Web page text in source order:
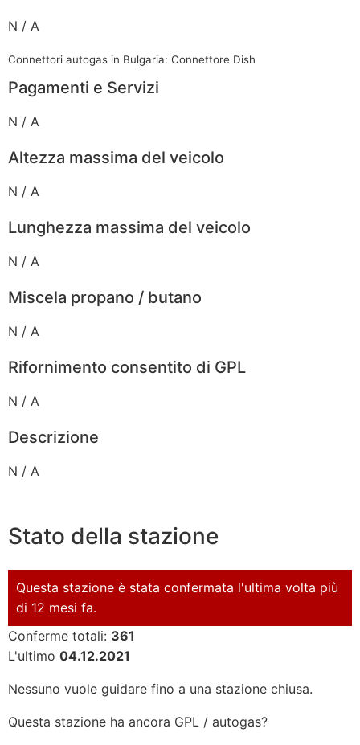
N / A
Connettori autogas in Bulgaria: Connettore Dish
Pagamenti e Servizi
N / A
Altezza massima del veicolo
N / A
Lunghezza massima del veicolo
N / A
Miscela propano / butano
N / A
Rifornimento consentito di GPL
N / A
Descrizione
N / A
Stato della stazione
Questa stazione è stata confermata l'ultima volta più
di 12 mesi fa.
Conferme totali: 361
L'ultimo 04.12.2021
Nessuno vuole guidare fino a una stazione chiusa.
Questa stazione ha ancora GPL / autogas?